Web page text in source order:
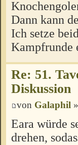
Dann kann
Ich setze
Kampfrunde
Re: 51.
Diskussion
von Galaphil
Eara würde
drehen,